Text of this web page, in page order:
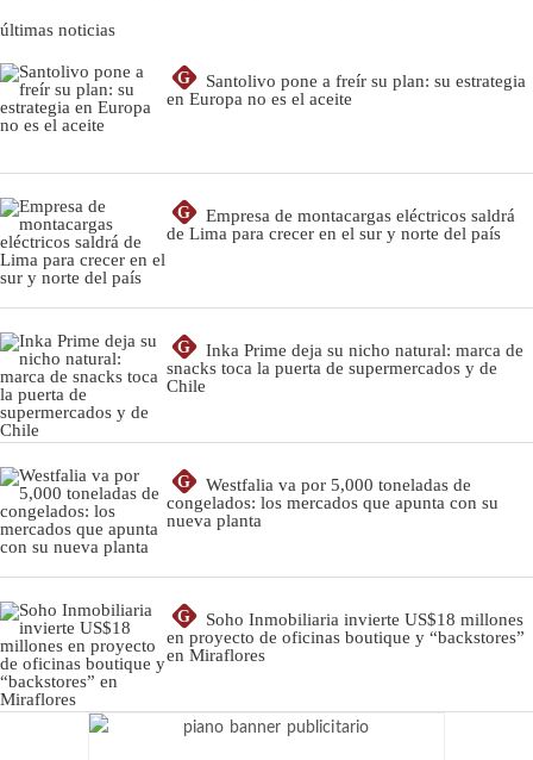
últimas noticias
G
Santolivo pone a freír su plan: su estrategia
en Europa no es el aceite
G
Empresa de montacargas eléctricos saldrá
de Lima para crecer en el sur y norte del país
G
Inka Prime deja su nicho natural: marca de
snacks toca la puerta de supermercados y de
Chile
G
Westfalia va por 5,000 toneladas de
congelados: los mercados que apunta con su
nueva planta
G
Soho Inmobiliaria invierte US$18 millones
en proyecto de oficinas boutique y “backstores”
en Miraflores